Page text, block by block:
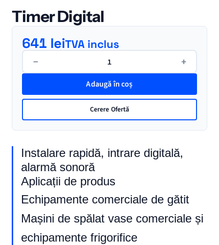
Timer Digital
Instalare rapidă, intrare digitală,
alarmă sonoră
Aplicații de produs
Echipamente comerciale de gătit
Mașini de spălat vase comerciale și
echipamente frigorifice
641 leiTVA inclus
−
Cantitate
Timer
+
Adaugă în coș
Cerere Ofertă